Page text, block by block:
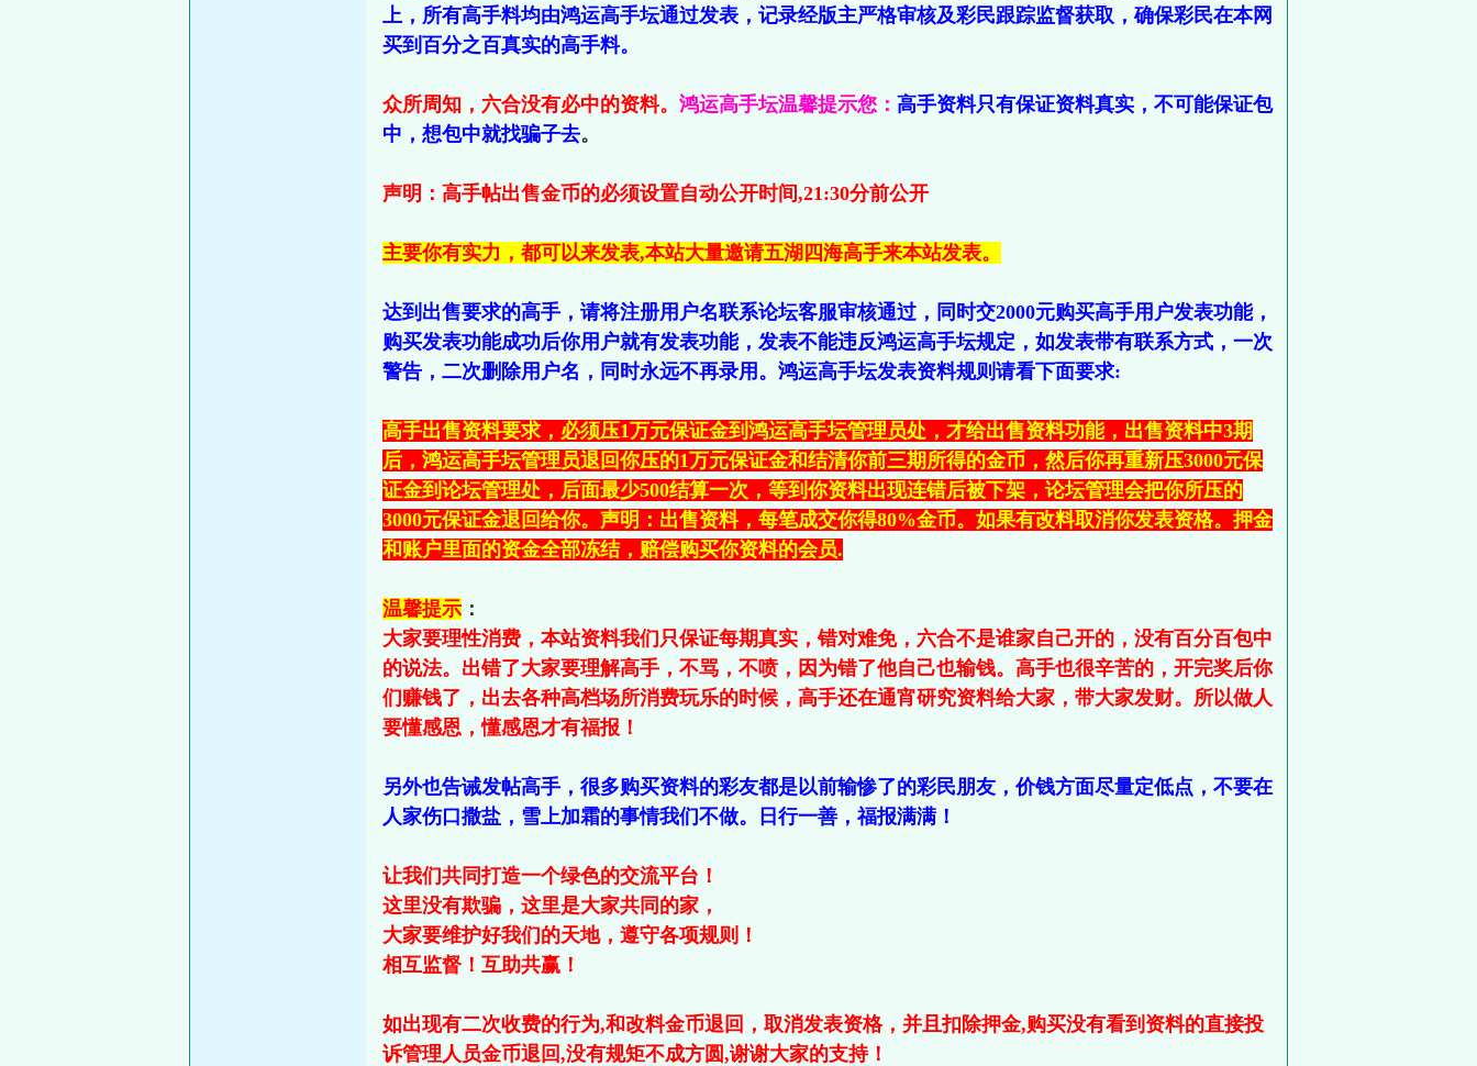
上，所有高手料均由鸿运高手坛通过发表，记录经版主严格审核及彩民跟踪监督获取，确保彩民在本网
买到百分之百真实的高手料。
众所周知，六合没有必中的资料。 鸿运高手坛温馨提示您： 高手资料只有保证资料真实，不可能保证包
中，想包中就找骗子去。
声明：高手帖出售金币的必须设置自动公开时间,21:30分前公开
主要你有实力，都可以来发表,本站大量邀请五湖四海高手来本站发表。
达到出售要求的高手，请将注册用户名联系论坛客服审核通过，同时交2000元购买高手用户发表功能，
购买发表功能成功后你用户就有发表功能，发表不能违反鸿运高手坛规定，如发表带有联系方式，一次
警告，二次删除用户名，同时永远不再录用。鸿运高手坛发表资料规则请看下面要求:
高手出售资料要求，必须压1万元保证金到鸿运高手坛管理员处，才给出售资料功能，出售资料中3期
后，鸿运高手坛管理员退回你压的1万元保证金和结清你前三期所得的金币，然后你再重新压3000元保
证金到论坛管理处，后面最少500结算一次，等到你资料出现连错后被下架，论坛管理会把你所压的
3000元保证金退回给你。声明：出售资料，每笔成交你得80%金币。如果有改料取消你发表资格。押金
和账户里面的资金全部冻结，赔偿购买你资料的会员.
温馨提示 ：
大家要理性消费，本站资料我们只保证每期真实，错对难免，六合不是谁家自己开的，没有百分百包中
的说法。出错了大家要理解高手，不骂，不喷，因为错了他自己也输钱。高手也很辛苦的，开完奖后你
们赚钱了，出去各种高档场所消费玩乐的时候，高手还在通宵研究资料给大家，带大家发财。所以做人
要懂感恩，懂感恩才有福报！
另外也告诫发帖高手，很多购买资料的彩友都是以前输惨了的彩民朋友，价钱方面尽量定低点，不要在
人家伤口撒盐，雪上加霜的事情我们不做。日行一善，福报满满！
让我们共同打造一个绿色的交流平台！
这里没有欺骗，这里是大家共同的家，
大家要维护好我们的天地，遵守各项规则！
相互监督！互助共赢！
如出现有二次收费的行为,和改料金币退回，取消发表资格，并且扣除押金,购买没有看到资料的直接投
诉管理人员金币退回,没有规矩不成方圆,谢谢大家的支持！